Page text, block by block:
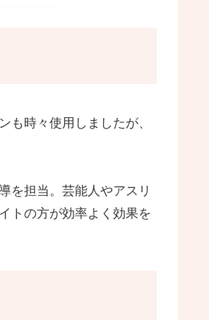
も時々使用しましたが、
を担当。芸能人やアスリ
トの方が効率よく効果を